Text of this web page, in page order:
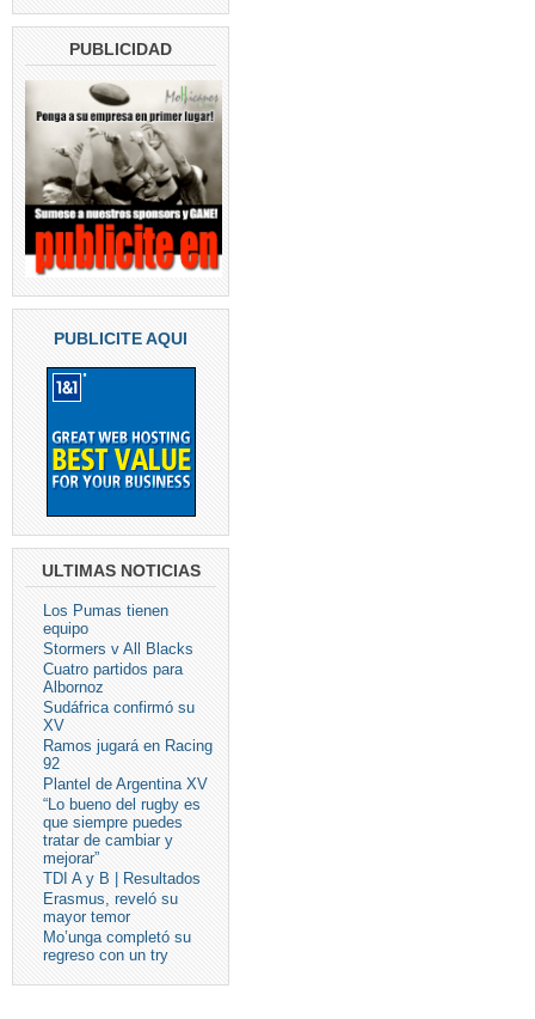
PUBLICIDAD
PUBLICITE AQUI
ULTIMAS NOTICIAS
Los Pumas tienen
equipo
Stormers v All Blacks
Cuatro partidos para
Albornoz
Sudáfrica confirmó su
XV
Ramos jugará en Racing
92
Plantel de Argentina XV
“Lo bueno del rugby es
que siempre puedes
tratar de cambiar y
mejorar”
TDI A y B | Resultados
Erasmus, reveló su
mayor temor
Mo’unga completó su
regreso con un try